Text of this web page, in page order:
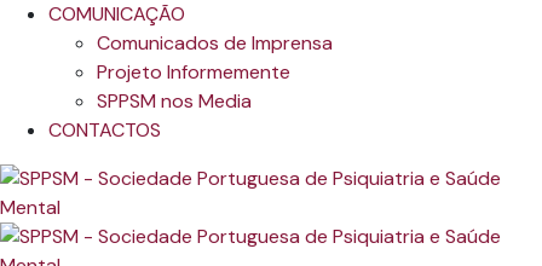
COMUNICAÇÃO
Comunicados de Imprensa
Projeto Informemente
SPPSM nos Media
CONTACTOS